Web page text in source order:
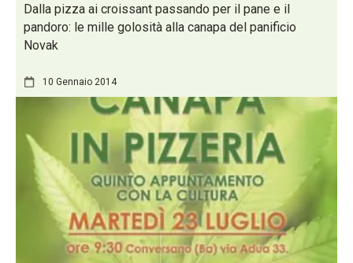
Dalla pizza ai croissant passando per il pane e il
pandoro: le mille golosità alla canapa del panificio
Novak
10 Gennaio 2014